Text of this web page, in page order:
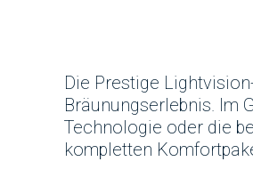
Die Prestige
Bräunungserlebnis. Im
Technologie oder die
kompletten